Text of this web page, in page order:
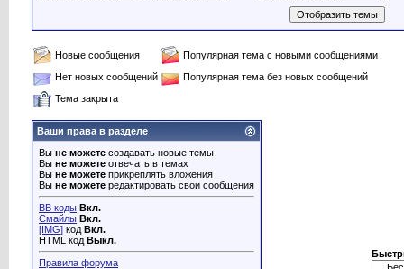
Новые сообщения
Популярная тема с новыми сообщениями
Нет новых сообщений
Популярная тема без новых сообщений
Тема закрыта
Ваши права в разделе
Вы не можете создавать новые темы
Вы не можете отвечать в темах
Вы не можете прикреплять вложения
Вы не можете редактировать свои сообщения
BB коды Вкл.
Смайлы Вкл.
[IMG] код Вкл.
HTML код Выкл.
Правила форума